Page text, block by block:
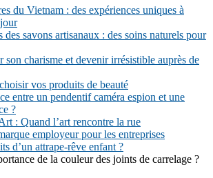
du Vietnam : des expériences uniques à
des savons artisanaux : des soins naturels pour
son charisme et devenir irrésistible auprès de
vos produits de beauté
entre un pendentif caméra espion et une
?
: Quand l’art rencontre la rue
employeur pour les entreprises
d’un attrape-rêve enfant ?
de la couleur des joints de carrelage ?